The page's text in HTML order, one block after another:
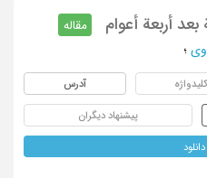
بعد أربعة أعوام
مقاله
؛
کلیدواژه آدرس
پیشنهاد دیگران
دانلود